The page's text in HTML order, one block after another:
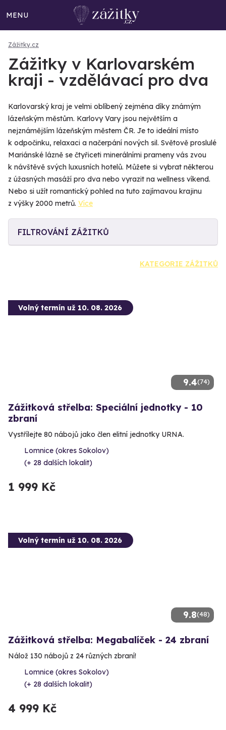
MENU
Zážitky.cz
Zážitky v Karlovarském
kraji - vzdělávací pro dva
Karlovarský kraj je velmi oblíbený zejména díky známým
lázeňským městům. Karlovy Vary jsou největším a
nejznámějším lázeňským městem ČR. Je to ideální místo
k odpočinku, relaxaci a načerpání nových sil. Světově proslulé
Mariánské lázně se čtyřiceti minerálními prameny vás zvou
k návštěvě svých luxusních hotelů. Můžete si vybrat některou
z úžasných masáží pro dva nebo vyrazit na wellness víkend.
Nebo si užít romantický pohled na tuto zajímavou krajinu
z výšky 2000 metrů. Více
FILTROVÁNÍ ZÁŽITKŮ
KATEGORIE ZÁŽITKŮ
9.4(74)
Volný termín už 10. 08. 2026
Zážitková střelba: Speciální jednotky - 10
zbraní
Vystřílejte 80 nábojů jako člen elitní jednotky URNA.
Lomnice (okres Sokolov)
(+ 28 dalších lokalit)
1 999 Kč
9.8(48)
Volný termín už 10. 08. 2026
Zážitková střelba: Megabalíček - 24 zbraní
Nálož 130 nábojů z 24 různých zbraní!
Lomnice (okres Sokolov)
(+ 28 dalších lokalit)
4 999 Kč